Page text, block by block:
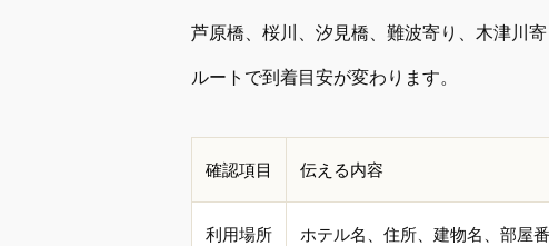
芦原橋、桜川、汐見橋、難波寄り、木津川
ルートで到着目安が変わります。
確認項目 伝える内容
利用場所 ホテル名、住所、建物名、部屋番